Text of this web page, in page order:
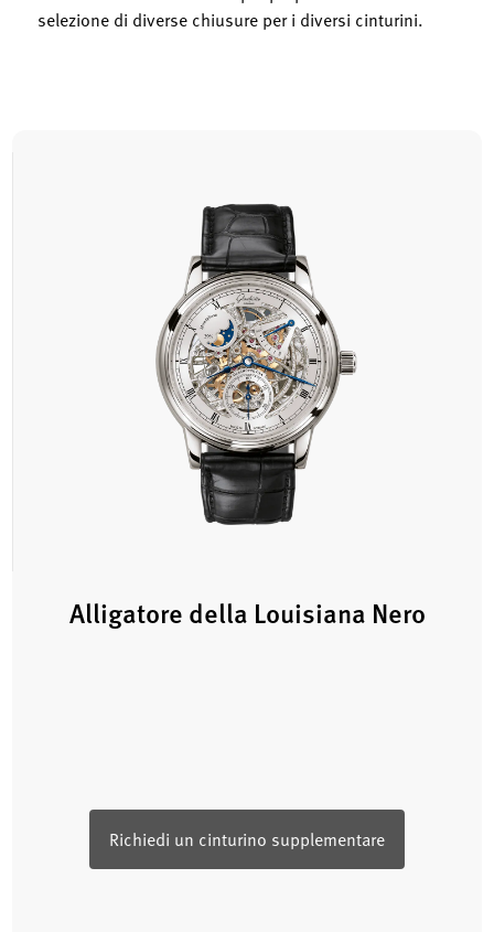
selezione di diverse chiusure per i diversi cinturini.
Alligatore della Louisiana Nero
Richiedi un cinturino supplementare